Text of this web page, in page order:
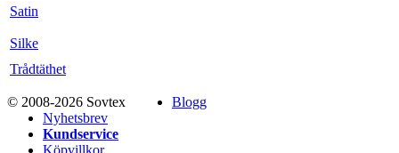
Satin
Silke
Trådtäthet
© 2008-2026 Sovtex
Blogg
Nyhetsbrev
Kundservice
Köpvillkor